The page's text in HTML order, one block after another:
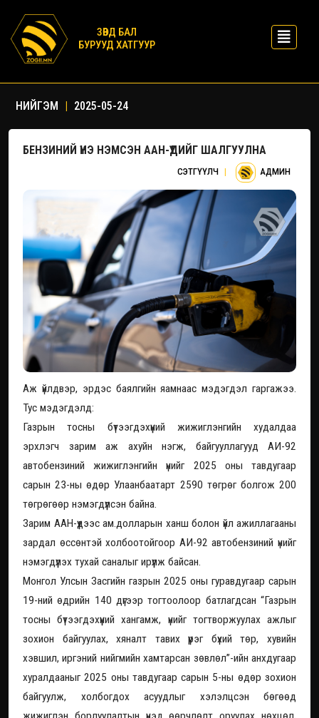
ЗӨВД БАЛ
БУРУУД ХАТГУУР
НИЙГЭМ | 2025-05-24
БЕНЗИНИЙ ҮНЭ НЭМСЭН ААН-ҮҮДИЙГ ШАЛГУУЛНА
СЭТГҮҮЛЧ | АДМИН
Аж үйлдвэр, эрдэс баялгийн яамнаас мэдэгдэл гаргажээ.
Тус мэдэгдэлд:
Газрын тосны бүтээгдэхүүний жижиглэнгийн худалдаа
эрхлэгч зарим аж ахуйн нэгж, байгууллагууд АИ-92
автобензиний жижиглэнгийн үнийг 2025 оны тавдугаар
сарын 23-ны өдөр Улаанбаатарт 2590 төгрөг болгож 200
төгрөгөөр нэмэгдүүлсэн байна.
Зарим ААН-үүдээс ам.долларын ханш болон үйл ажиллагааны
зардал өссөнтэй холбоотойгоор АИ-92 автобензиний үнийг
нэмэгдүүлэх тухай саналыг ирүүлж байсан.
Монгол Улсын Засгийн газрын 2025 оны гуравдугаар сарын
19-ний өдрийн 140 дүгээр тогтоолоор батлагдсан “Газрын
тосны бүтээгдэхүүний хангамж, үнийг тогтворжуулах ажлыг
зохион байгуулах, хяналт тавих үүрэг бүхий төр, хувийн
хэвшил, иргэний нийгмийн хамтарсан зөвлөл”-ийн анхдугаар
хуралдааныг 2025 оны тавдугаар сарын 5-ны өдөр зохион
байгуулж, холбогдох асуудлыг хэлэлцсэн бөгөөд